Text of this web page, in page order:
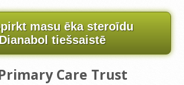
masu ēka steroīdu
Dianabol tiešsaistē
Care Trust